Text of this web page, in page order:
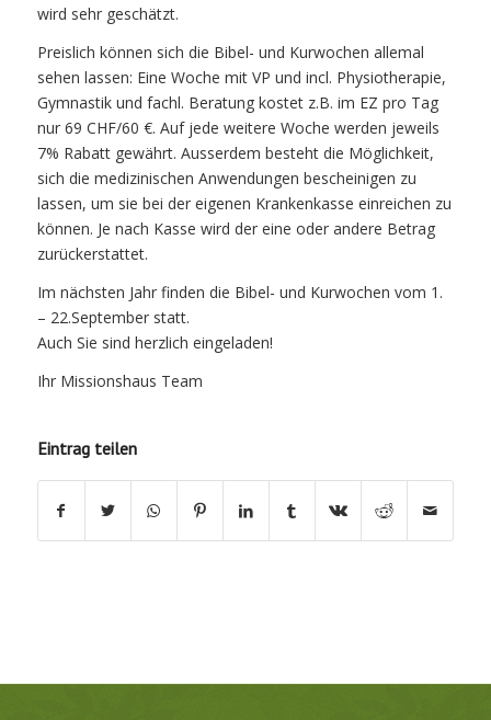
wird sehr geschätzt.
Preislich können sich die Bibel- und Kurwochen allemal
sehen lassen: Eine Woche mit VP und incl. Physiotherapie,
Gymnastik und fachl. Beratung kostet z.B. im EZ pro Tag
nur 69 CHF/60 €. Auf jede weitere Woche werden jeweils
7% Rabatt gewährt. Ausserdem besteht die Möglichkeit,
sich die medizinischen Anwendungen bescheinigen zu
lassen, um sie bei der eigenen Krankenkasse einreichen zu
können. Je nach Kasse wird der eine oder andere Betrag
zurückerstattet.
Im nächsten Jahr finden die Bibel- und Kurwochen vom 1.
– 22.September statt.
Auch Sie sind herzlich eingeladen!
Ihr Missionshaus Team
Eintrag teilen